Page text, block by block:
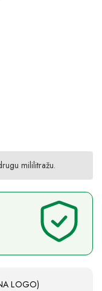
mililitražu.
LOGO)